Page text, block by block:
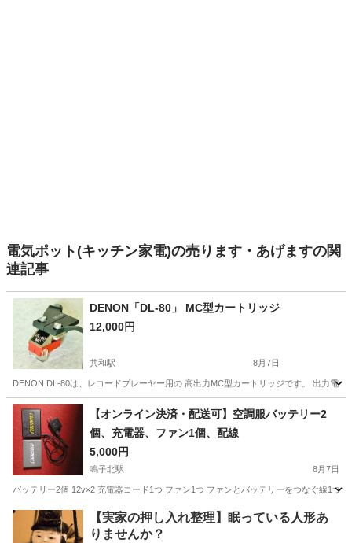
電気ポット(キッチン家電)の売ります・あげますの関
連記事
DENON「DL-80」 MC型カートリッジ
12,000円
共和駅 8月7日
DENON DL-80は、レコードプレーヤー用の 高出力MC型カートリッジです。 出力電
愛知 大府市 共和駅 家電
【オンライン決済・配送可】空調服バッテリー2
個、充電器、ファン1個、配線
5,000円
鳴子北駅 8月7日
バッテリー2個 12v×2 充電器コード1つ ファン1つ ファンとバッテリーをつなぐ線1つ
愛知 名古屋市 鳴子北駅 季節、空調家電
【実家の押し入れ整理】眠っている人形あ
りませんか？